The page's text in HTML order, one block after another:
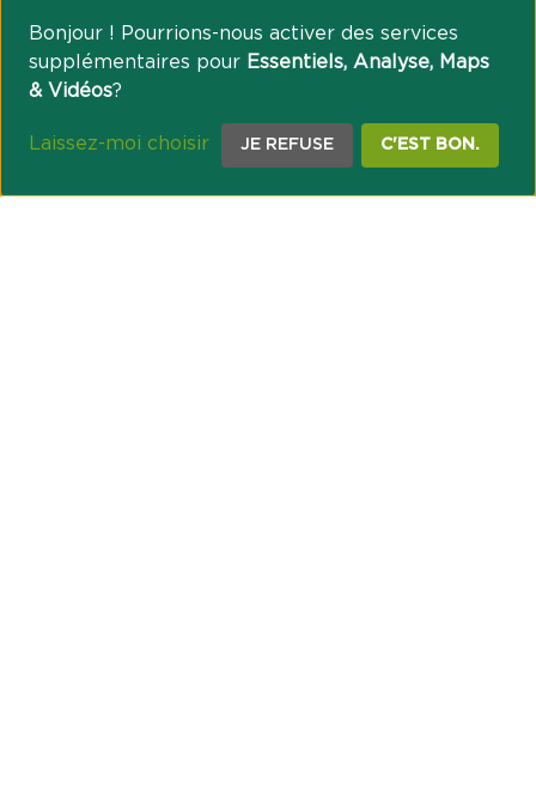
Bonjour ! Pourrions-nous activer des services
supplémentaires pour Essentiels, Analyse, Maps
& Vidéos?
Laissez-moi choisir JE REFUSE C'EST BON.